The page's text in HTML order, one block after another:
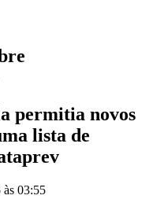
permitia novos
lista de
às 03:55